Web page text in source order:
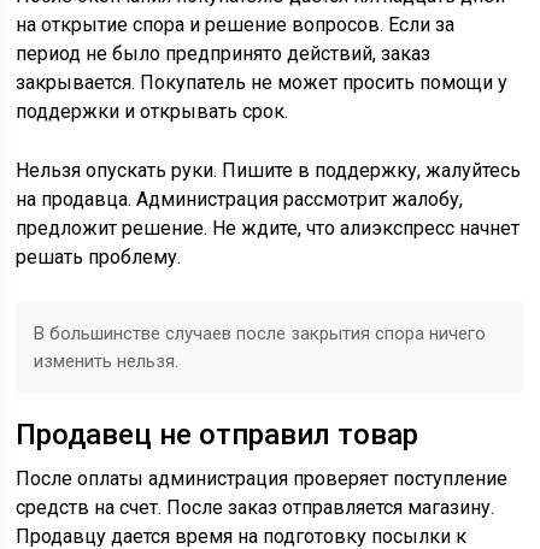
на открытие спора и решение вопросов. Если за
период не было предпринято действий, заказ
закрывается. Покупатель не может просить помощи у
поддержки и открывать срок.
Нельзя опускать руки. Пишите в поддержку, жалуйтесь
на продавца. Администрация рассмотрит жалобу,
предложит решение. Не ждите, что алиэкспресс начнет
решать проблему.
В большинстве случаев после закрытия спора ничего
изменить нельзя.
Продавец не отправил товар
После оплаты администрация проверяет поступление
средств на счет. После заказ отправляется магазину.
Продавцу дается время на подготовку посылки к